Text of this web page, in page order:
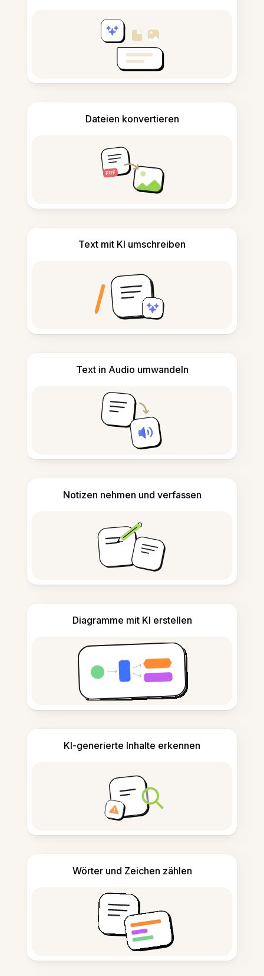
Dateien konvertieren
Text mit KI umschreiben
Text in Audio umwandeln
Notizen nehmen und verfassen
Diagramme mit KI erstellen
KI-generierte Inhalte erkennen
Wörter und Zeichen zählen